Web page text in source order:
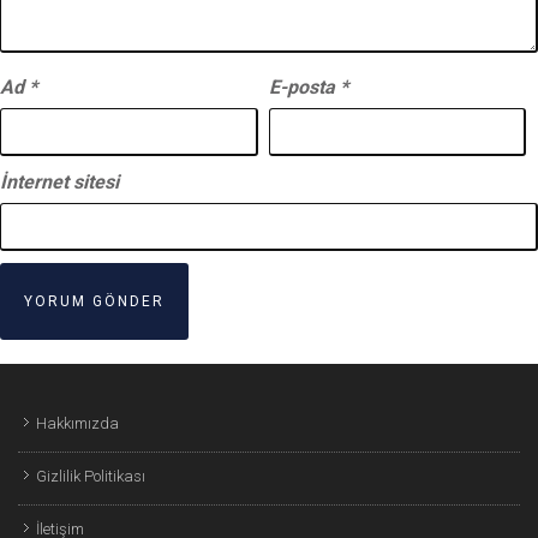
Ad * E-posta *
İnternet sitesi
Hakkımızda
Gizlilik Politikası
İletişim